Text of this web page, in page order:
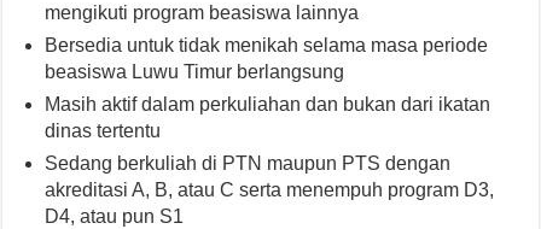
mengikuti program beasiswa lainnya
Bersedia untuk tidak menikah selama masa periode
beasiswa Luwu Timur berlangsung
Masih aktif dalam perkuliahan dan bukan dari ikatan
dinas tertentu
Sedang berkuliah di PTN maupun PTS dengan
akreditasi A, B, atau C serta menempuh program D3,
D4, atau pun S1